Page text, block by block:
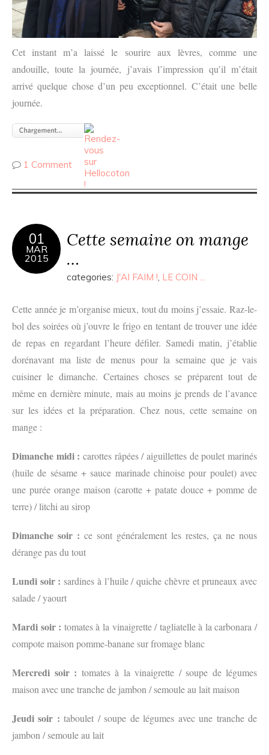
Cet instant m’a laissé le sourire aux lèvres, comme une
andouille, toute la journée, j’avais l’impression qu’il m’était
arrivé quelque chose d’un peu exceptionnel. C’était une belle
journée.
1 Comment
01
MAR
2015
Cette semaine on mange
…
categories: J'AI FAIM ! LE COIN ...
Cette année je m’organise mieux, tout du moins j’essaie. Raz-le-
bol des soirées où j’ouvre le frigo en tentant de trouver une idée
de repas en regardant l’heure défiler. Samedi matin, j’établie
dorénavant ma liste de menus pour la semaine que je vais
cuisiner le dimanche. Certaines choses se préparent tout de
même en dernière minute, mais au moins je prends de l’avance
sur les idées et la préparation. Chez nous, cette semaine on
mange :
Dimanche midi : carottes râpées / aiguillettes de poulet marinés
(huile de sésame + sauce marinade chinoise pour poulet) avec
une purée orange maison (carotte + patate douce + pomme de
terre) / litchi au sirop
Dimanche soir : ce sont généralement les restes, ça ne nous
dérange pas du tout
Lundi soir : sardines à l’huile / quiche chèvre et pruneaux avec
salade / yaourt
Mardi soir : tomates à la vinaigrette / tagliatelle à la carbonara /
compote maison pomme-banane sur fromage blanc
Mercredi soir : tomates à la vinaigrette / soupe de légumes
maison avec une tranche de jambon / semoule au lait maison
Jeudi soir : taboulet / soupe de légumes avec une tranche de
jambon / semoule au lait